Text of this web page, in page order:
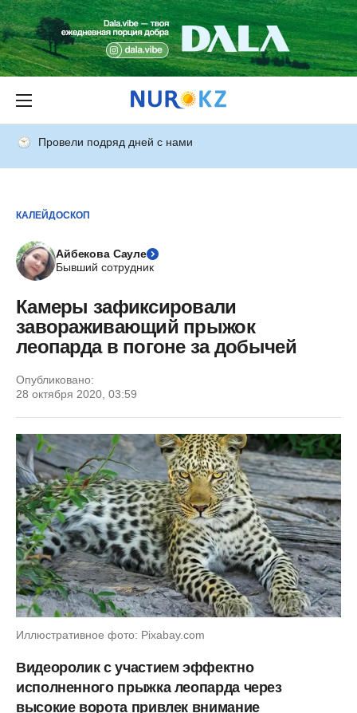
Провели подряд дней с нами
КАЛЕЙДОСКОП
Айбекова Сауле
Бывший сотрудник
Камеры зафиксировали
завораживающий прыжок
леопарда в погоне за добычей
Опубликовано:
28 октября 2020, 03:59
Иллюстративное фото: Pixabay.com
Видеоролик с участием эффектно
исполненного прыжка леопарда через
высокие ворота привлек внимание